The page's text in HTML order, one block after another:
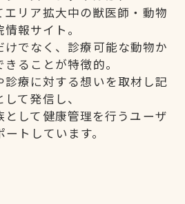
リア拡大中の獣医師・動物
情報サイト。
でなく、診療可能な動物か
ることが特徴的。
診療に対する想いを取材し記
して発信し、
して健康管理を行うユーザ
トしています。